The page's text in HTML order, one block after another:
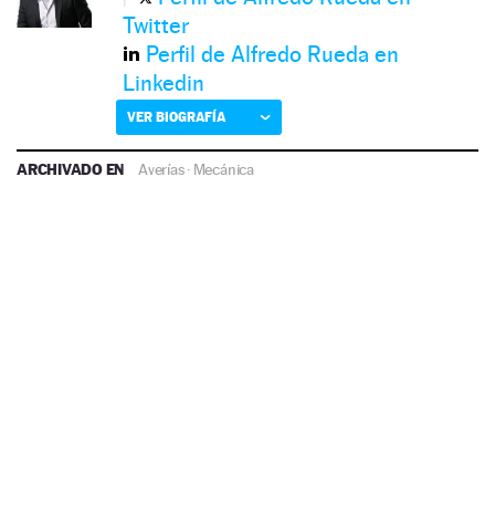
Twitter
Perfil de Alfredo Rueda en
Linkedin
VER BIOGRAFÍA
ARCHIVADO EN Averías· Mecánica